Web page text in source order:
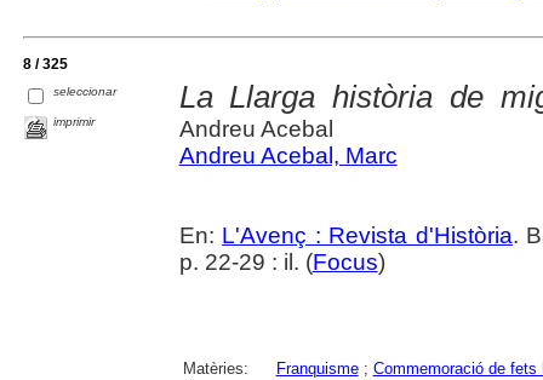
8 / 325
seleccionar
imprimir
La Llarga història de
Andreu Acebal
Andreu Acebal, Marc
En: L'Avenç : Revista d'Història.
p. 22-29 : il. (Focus)
Matèries: Franquisme; Commemoració de fets